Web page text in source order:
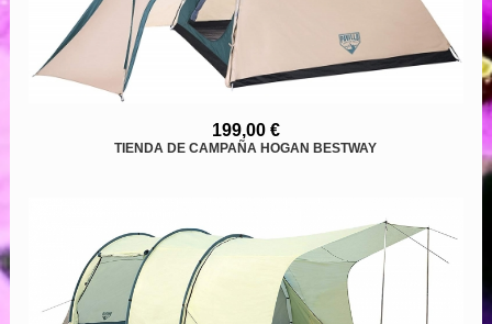
199,00 €
TIENDA DE CAMPAÑA HOGAN BESTWAY